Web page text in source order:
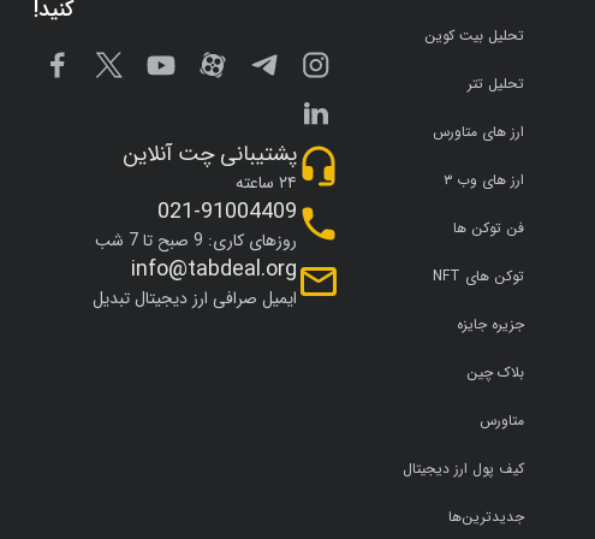
تحلیل بیت کوین
تحلیل تتر
ارز های متاورس
ارز های وب ۳
فن توکن ها
توکن های NFT
جزیره جایزه
بلاک چین
متاورس
کیف پول ارز دیجیتال
جدیدترین‌ها
کنید!
پشتیبانی چت آنلاین
۲۴ ساعته
021-91004409
روزهای کاری: 9 صبح تا 7 شب
info@tabdeal.org
ایمیل صرافی ارز دیجیتال تبدیل